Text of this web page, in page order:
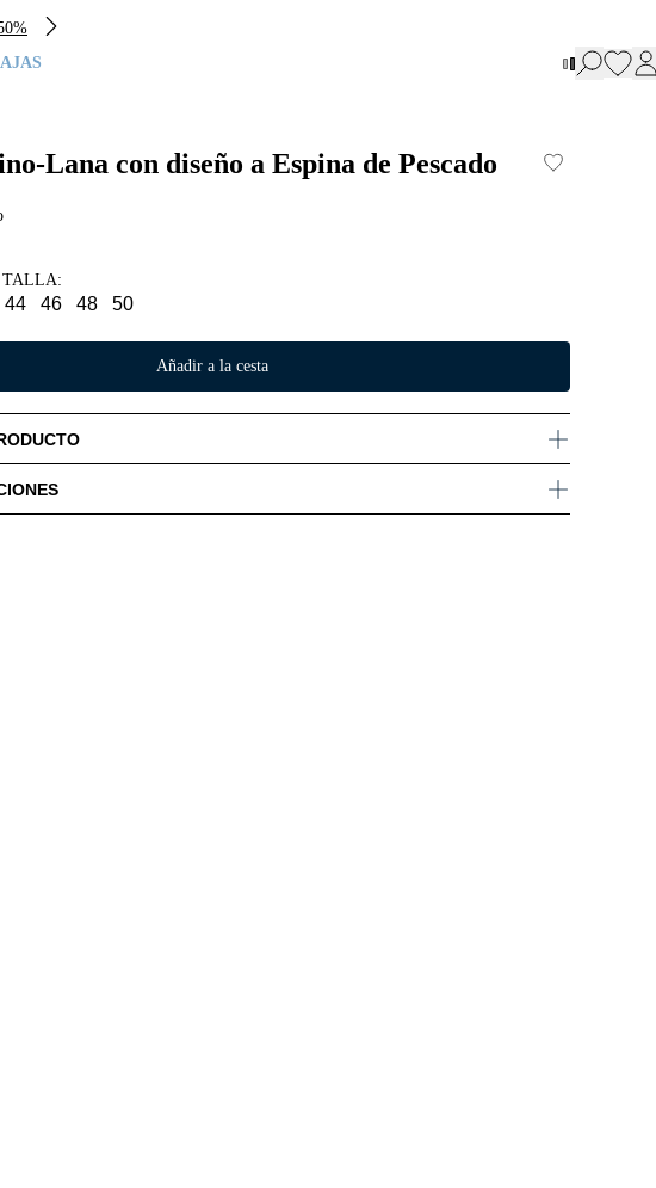
Lana con diseño a Espina de Pescado
TALLA:
44 46 48 50
Añadir a la cesta